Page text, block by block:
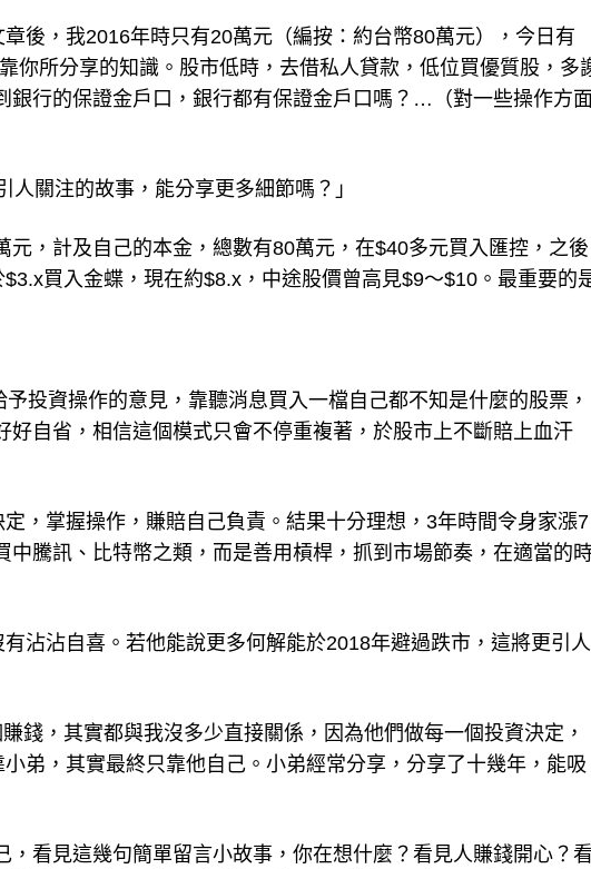
後，我2016年時只有20萬元（編按：約台幣80萬元），今日有
你所分享的知識。股市低時，去借私人貸款，低位買優質股，多
銀行的保證金戶口，銀行都有保證金戶口嗎？…（對一些操作方面
關注的故事，能分享更多細節嗎？」
，計及自己的本金，總數有80萬元，在$40多元買入匯控，之後
買入金蝶，現在約$8.x，中途股價曾高見$9～$10。最重要的
投資操作的意見，靠聽消息買入一檔自己都不知是什麼的股票，
自省，相信這個模式只會不停重複著，於股市上不斷賠上血汗
，掌握操作，賺賠自己負責。結果十分理想，3年時間令身家漲7
騰訊、比特幣之類，而是善用槓桿，抓到市場節奏，在適當的
沾沾自喜。若他能說更多何解能於2018年避過跌市，這將更引人
錢，其實都與我沒多少直接關係，因為他們做每一個投資決定，
弟，其實最終只靠他自己。小弟經常分享，分享了十幾年，能吸
看見這幾句簡單留言小故事，你在想什麼？看見人賺錢開心？看